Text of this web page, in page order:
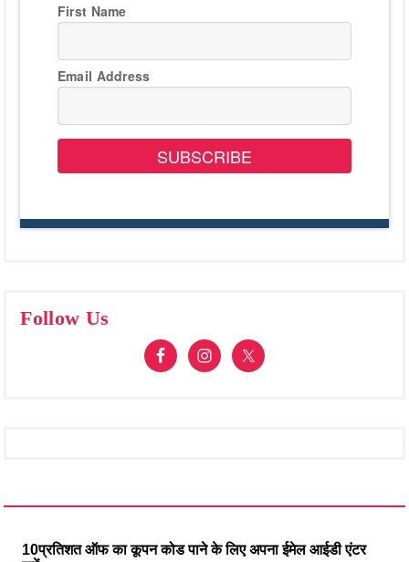
First Name
Email Address
SUBSCRIBE
Follow Us
10प्रतिशत ऑफ का कूपन कोड पाने के लिए अपना ईमेल आईडी एंटर